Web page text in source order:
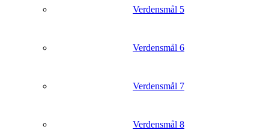
Verdensmål 5
Verdensmål 6
Verdensmål 7
Verdensmål 8